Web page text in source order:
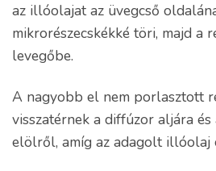
az illóolajat az üvegcső
mikrorészecskékké töri, majd a
levegőbe.
A nagyobb el nem porlasztott
visszatérnek a diffúzor aljára
elölről, amíg az adagolt illóolaj